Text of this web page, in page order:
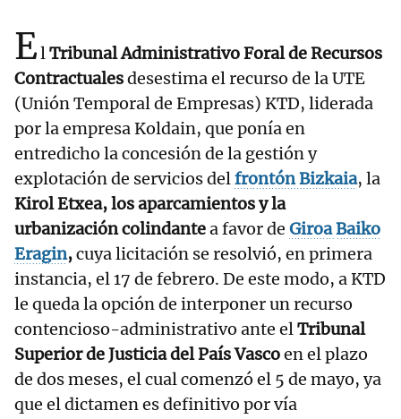
ElTribunal Administrativo Foral de Recursos
Contractualesdesestima el recurso de la UTE
(Unión Temporal de Empresas) KTD, liderada
por la empresa Koldain, que ponía en
entredicho la concesión de la gestión y
explotación de servicios delfrontón Bizkaia, la
Kirol Etxea, los aparcamientos y la
urbanización colindantea favor de GiroaBaiko
Eragin,cuya licitación se resolvió, en primera
instancia, el 17 de febrero. De este modo, a KTD
le queda la opción de interponer un recurso
contencioso-administrativo ante elTribunal
Superior de Justicia del País Vascoen el plazo
de dos meses, el cual comenzó el 5 de mayo, ya
que el dictamen es definitivo por vía